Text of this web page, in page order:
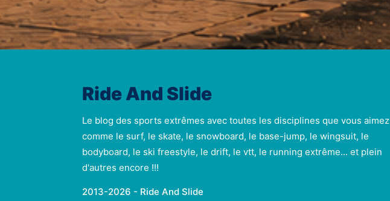
Ride And Slide
Le blog des sports extrêmes avec toutes les disciplines que vous aimez
comme le surf, le skate, le snowboard, le base-jump, le wingsuit, le
bodyboard, le ski freestyle, le drift, le vtt, le running extrême... et plein
d'autres encore !!!
2013-2026 - Ride And Slide